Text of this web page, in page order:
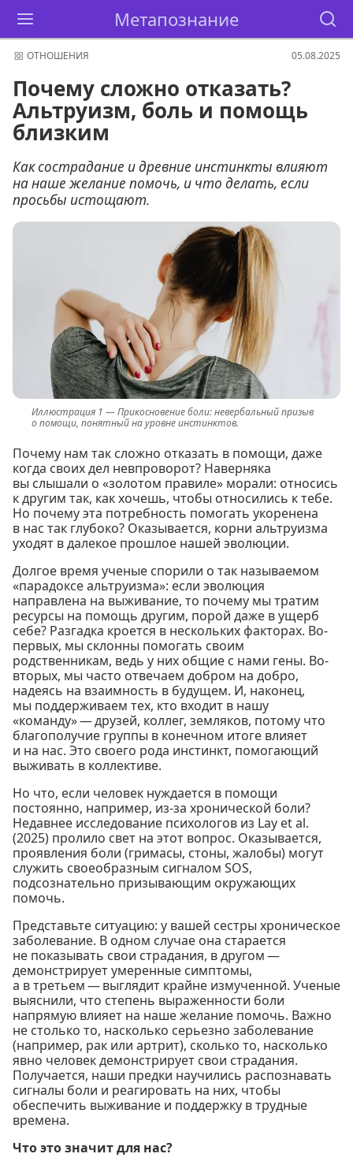
Метапознание
ОТНОШЕНИЯ 05.08.2025
Почему сложно отказать?
Альтруизм, боль и помощь
близким
Как сострадание и древние инстинкты влияют
на наше желание помочь, и что делать, если
просьбы истощают.
Прикосновение боли: невербальный призыв
о помощи, понятный на уровне инстинктов.
Почему нам так сложно отказать в помощи, даже
когда своих дел невпроворот? Наверняка
вы слышали о «золотом правиле» морали: относись
к другим так, как хочешь, чтобы относились к тебе.
Но почему эта потребность помогать укоренена
в нас так глубоко? Оказывается, корни альтруизма
уходят в далекое прошлое нашей эволюции.
Долгое время ученые спорили о так называемом
«парадоксе альтруизма»: если эволюция
направлена на выживание, то почему мы тратим
ресурсы на помощь другим, порой даже в ущерб
себе? Разгадка кроется в нескольких факторах. Во-
первых, мы склонны помогать своим
родственникам, ведь у них общие с нами гены. Во-
вторых, мы часто отвечаем добром на добро,
надеясь на взаимность в будущем. И, наконец,
мы поддерживаем тех, кто входит в нашу
«команду» — друзей, коллег, земляков, потому что
благополучие группы в конечном итоге влияет
и на нас. Это своего рода инстинкт, помогающий
выживать в коллективе.
Но что, если человек нуждается в помощи
постоянно, например, из-за хронической боли?
Недавнее исследование психологов из Lay et al.
(2025) пролило свет на этот вопрос. Оказывается,
проявления боли (гримасы, стоны, жалобы) могут
служить своеобразным сигналом SOS,
подсознательно призывающим окружающих
помочь.
Представьте ситуацию: у вашей сестры хроническое
заболевание. В одном случае она старается
не показывать свои страдания, в другом —
демонстрирует умеренные симптомы,
а в третьем — выглядит крайне измученной. Ученые
выяснили, что степень выраженности боли
напрямую влияет на наше желание помочь. Важно
не столько то, насколько серьезно заболевание
(например, рак или артрит), сколько то, насколько
явно человек демонстрирует свои страдания.
Получается, наши предки научились распознавать
сигналы боли и реагировать на них, чтобы
обеспечить выживание и поддержку в трудные
времена.
Что это значит для нас?